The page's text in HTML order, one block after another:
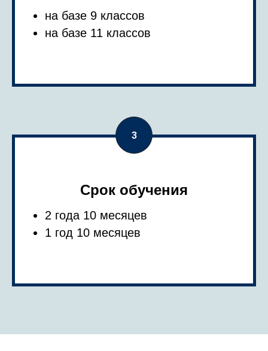
на базе 9 классов
на базе 11 классов
Срок обучения
2 года 10 месяцев
1 год 10 месяцев